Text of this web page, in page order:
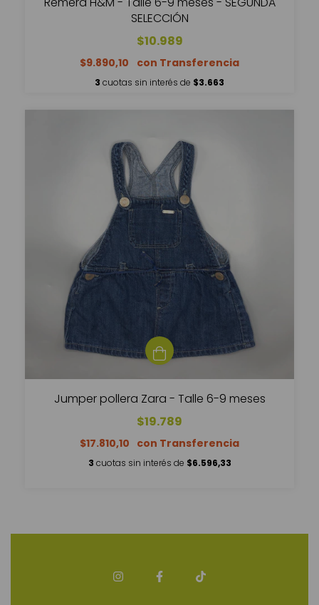
SELECCIÓN
$10.989
$9.890,10
3 cuotas sin interés de $3.663
Jumper pollera Zara - Talle 6-9 meses
$19.789
$17.810,10
3 cuotas sin interés de $6.596,33